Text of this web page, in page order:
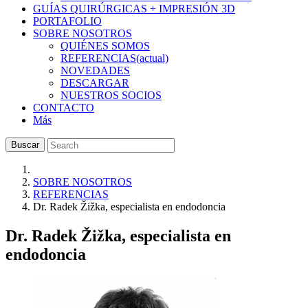
GUÍAS QUIRÚRGICAS + IMPRESIÓN 3D
PORTAFOLIO
SOBRE NOSOTROS
QUIÉNES SOMOS
REFERENCIAS(actual)
NOVEDADES
DESCARGAR
NUESTROS SOCIOS
CONTACTO
Más
Buscar
SOBRE NOSOTROS
REFERENCIAS
Dr. Radek Žižka, especialista en endodoncia
Dr. Radek Žižka, especialista en
endodoncia